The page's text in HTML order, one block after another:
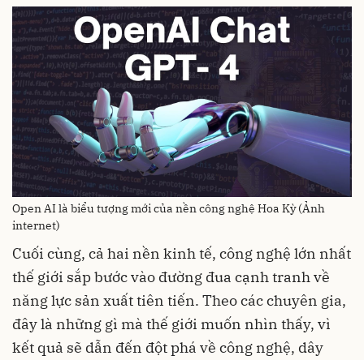
Open AI là biểu tượng mới của nền công nghệ Hoa Kỳ (Ảnh
internet)
Cuối cùng, cả hai nền kinh tế, công nghệ lớn nhất
thế giới sắp bước vào đường đua cạnh tranh về
năng lực sản xuất tiên tiến. Theo các chuyên gia,
đây là những gì mà thế giới muốn nhìn thấy, vì
kết quả sẽ dẫn đến đột phá về công nghệ, dây